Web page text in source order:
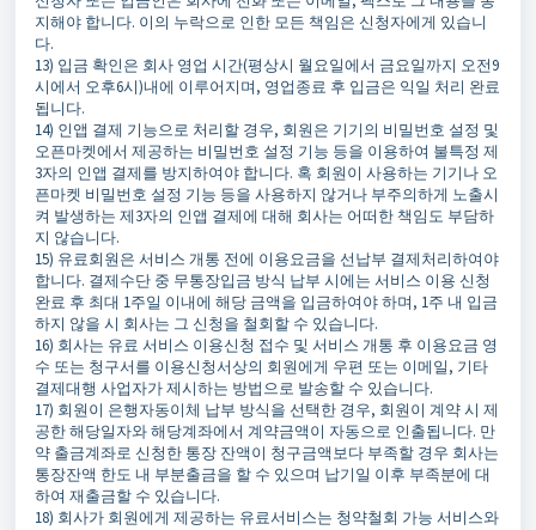
지해야 합니다. 이의 누락으로 인한 모든 책임은 신청자에게 있습니
다.
13) 입금 확인은 회사 영업 시간(평상시 월요일에서 금요일까지 오전9
시에서 오후6시)내에 이루어지며, 영업종료 후 입금은 익일 처리 완료
됩니다.
14) 인앱 결제 기능으로 처리할 경우, 회원은 기기의 비밀번호 설정 및
오픈마켓에서 제공하는 비밀번호 설정 기능 등을 이용하여 불특정 제
3자의 인앱 결제를 방지하여야 합니다. 혹 회원이 사용하는 기기나 오
픈마켓 비밀번호 설정 기능 등을 사용하지 않거나 부주의하게 노출시
켜 발생하는 제3자의 인앱 결제에 대해 회사는 어떠한 책임도 부담하
지 않습니다.
15) 유료회원은 서비스 개통 전에 이용요금을 선납부 결제처리하여야
합니다. 결제수단 중 무통장입금 방식 납부 시에는 서비스 이용 신청
완료 후 최대 1주일 이내에 해당 금액을 입금하여야 하며, 1주 내 입금
하지 않을 시 회사는 그 신청을 철회할 수 있습니다.
16) 회사는 유료 서비스 이용신청 접수 및 서비스 개통 후 이용요금 영
수 또는 청구서를 이용신청서상의 회원에게 우편 또는 이메일, 기타
결제대행 사업자가 제시하는 방법으로 발송할 수 있습니다.
17) 회원이 은행자동이체 납부 방식을 선택한 경우, 회원이 계약 시 제
공한 해당일자와 해당계좌에서 계약금액이 자동으로 인출됩니다. 만
약 출금계좌로 신청한 통장 잔액이 청구금액보다 부족할 경우 회사는
통장잔액 한도 내 부분출금을 할 수 있으며 납기일 이후 부족분에 대
하여 재출금할 수 있습니다.
18) 회사가 회원에게 제공하는 유료서비스는 청약철회 가능 서비스와